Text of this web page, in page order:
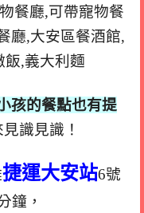
孩的餐點也有提
識見識！
捷運大安站6號
鐘，